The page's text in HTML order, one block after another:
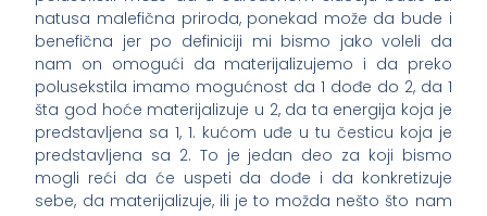
natusa malefična priroda, ponekad može da bude i
benefična jer po definiciji mi bismo jako voleli da
nam on omogući da materijalizujemo i da preko
polusekstila imamo mogućnost da 1 dođe do 2, da 1
šta god hoće materijalizuje u 2, da ta energija koja je
predstavljena sa 1, 1. kućom uđe u tu česticu koja je
predstavljena sa 2. To je jedan deo za koji bismo
mogli reći da će uspeti da dođe i da konkretizuje
sebe, da materijalizuje, ili je to možda nešto što nam